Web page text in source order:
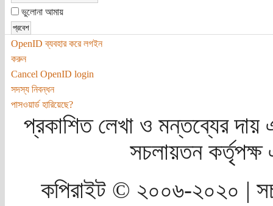
ভুলোনা আমায়
OpenID ব্যবহার করে লগইন
করুন
Cancel OpenID login
সদস্য নিবন্ধন
পাসওয়ার্ড হারিয়েছে?
প্রকাশিত লেখা ও মন্তব্যের দায়
সচলায়তন
কপিরাইট © ২০০৬-২০২০ |